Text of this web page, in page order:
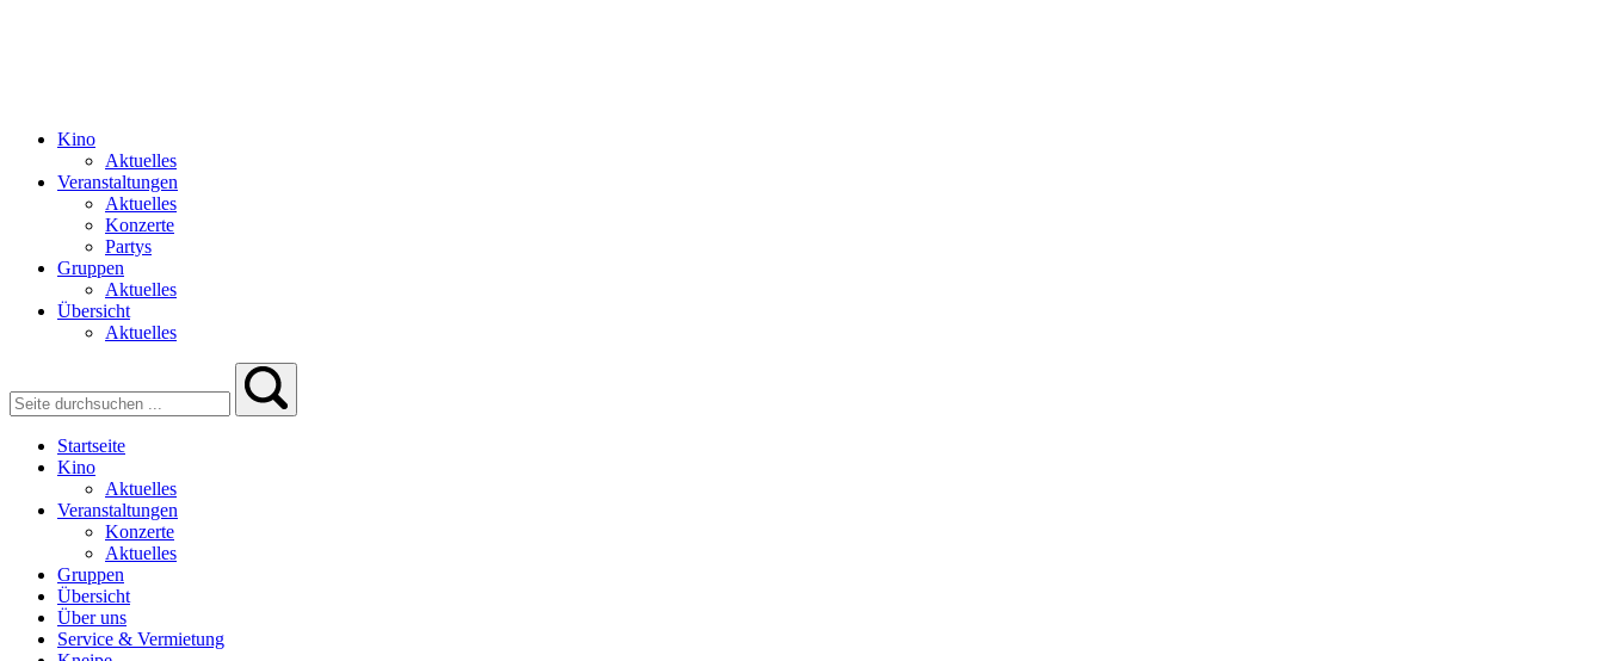
Kino
Aktuelles
Veranstaltungen
Aktuelles
Konzerte
Partys
Gruppen
Aktuelles
Übersicht
Aktuelles
Startseite
Kino
Aktuelles
Veranstaltungen
Konzerte
Aktuelles
Gruppen
Übersicht
Über uns
Service & Vermietung